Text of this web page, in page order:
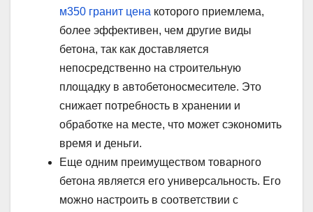
м350 гранит цена которого приемлема,
более эффективен, чем другие виды
бетона, так как доставляется
непосредственно на строительную
площадку в автобетоносмесителе. Это
снижает потребность в хранении и
обработке на месте, что может сэкономить
время и деньги.
Еще одним преимуществом товарного
бетона является его универсальность. Его
можно настроить в соответствии с